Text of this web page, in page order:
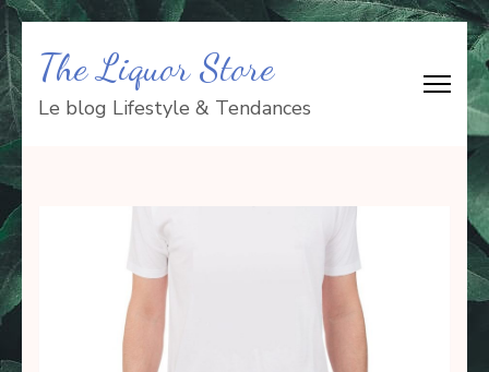
Aller
au
contenu
(Pressez
Entrée)
The Liquor Store
Le blog Lifestyle & Tendances